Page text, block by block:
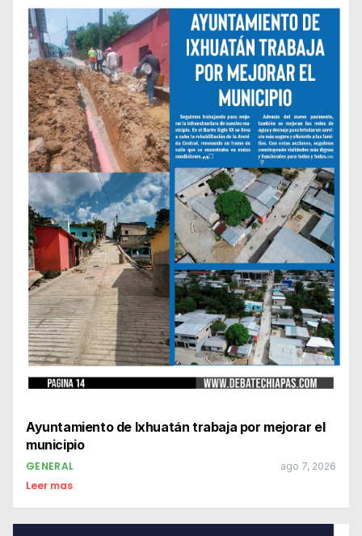
Ayuntamiento de Ixhuatán trabaja por mejorar el
municipio
GENERAL ago 7, 2026
Leer mas